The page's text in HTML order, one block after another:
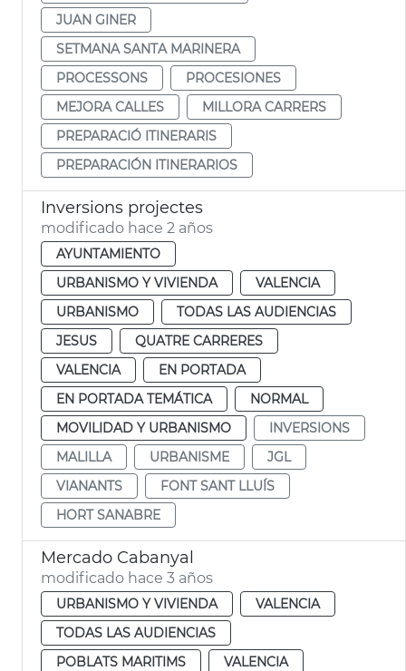
JUAN GINER
SETMANA SANTA MARINERA
PROCESSONS
PROCESIONES
MEJORA CALLES
MILLORA CARRERS
PREPARACIÓ ITINERARIS
PREPARACIÓN ITINERARIOS
Inversions projectes
modificado hace 2 años
AYUNTAMIENTO
URBANISMO Y VIVIENDA
VALENCIA
URBANISMO
TODAS LAS AUDIENCIAS
JESUS
QUATRE CARRERES
VALENCIA
EN PORTADA
EN PORTADA TEMÁTICA
NORMAL
MOVILIDAD Y URBANISMO
INVERSIONS
MALILLA
URBANISME
JGL
VIANANTS
FONT SANT LLUÍS
HORT SANABRE
Mercado Cabanyal
modificado hace 3 años
URBANISMO Y VIVIENDA
VALENCIA
TODAS LAS AUDIENCIAS
POBLATS MARITIMS
VALENCIA